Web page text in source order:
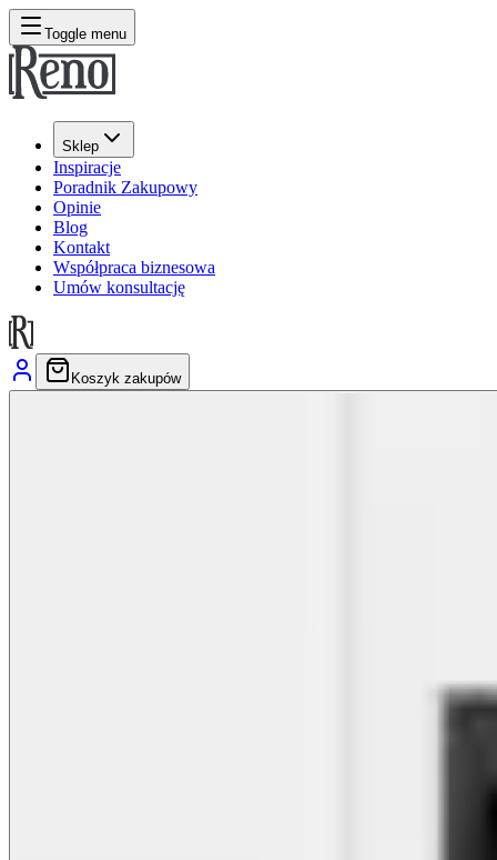
Toggle menu
Sklep
Inspiracje
Poradnik Zakupowy
Opinie
Blog
Kontakt
Współpraca biznesowa
Umów konsultację
Koszyk zakupów